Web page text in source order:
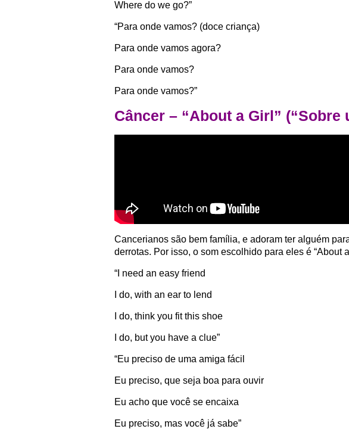
Where do we go?”
“Para onde vamos? (doce criança)
Para onde vamos agora?
Para onde vamos?
Para onde vamos?”
Câncer – “About a Girl” (“Sobre
Cancerianos são bem família, e adoram ter alguém
derrotas. Por isso, o som escolhido para eles é “About
“I need an easy friend
I do, with an ear to lend
I do, think you fit this shoe
I do, but you have a clue”
“Eu preciso de uma amiga fácil
Eu preciso, que seja boa para ouvir
Eu acho que você se encaixa
Eu preciso, mas você já sabe”